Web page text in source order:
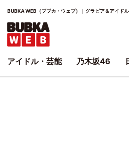
BUBKA WEB（ブブカ・ウェブ）｜グラビア＆アイド
アイドル・芸能 乃木坂46